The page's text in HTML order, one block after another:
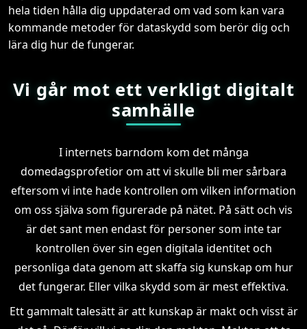
hela tiden hålla dig uppdaterad om vad som kan vara
kommande metoder för dataskydd som berör dig och
lära dig hur de fungerar.
Vi går mot ett verkligt digitalt
samhälle
I internets barndom kom det många
domedagsprofetior om att vi skulle bli mer sårbara
eftersom vi inte hade kontrollen om vilken information
om oss själva som figurerade på nätet. På sätt och vis
är det sant men endast för personer som inte tar
kontrollen över sin egen digitala identitet och
personliga data genom att skaffa sig kunskap om hur
det fungerar. Eller vilka skydd som är mest effektiva.
Ett gammalt talesätt är att kunskap är makt och visst är